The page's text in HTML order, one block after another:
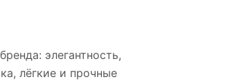
элегантность,
лёгкие и прочные